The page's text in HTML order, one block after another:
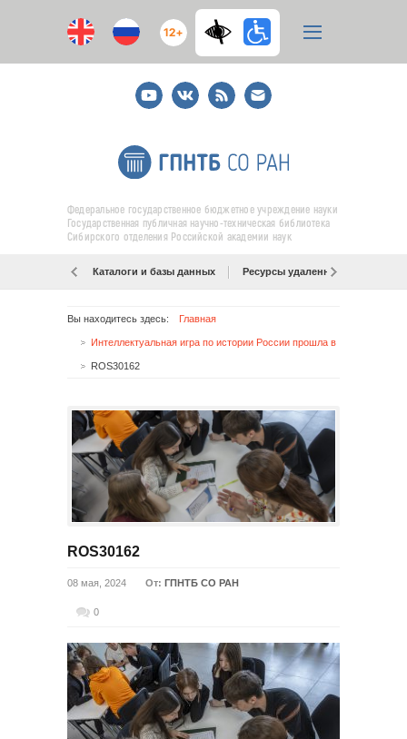
12+
YoutubeВКонтакте
RSS
E-
mail
подписка
Федеральное государственное бюджетное учреждение науки
Государственная публичная научно-техническая библиотека
Сибирского отделения Российской академии наук
Каталоги и базы данных Ресурсы удаленного доступа
Вы находитесь здесь: Главная
ROS30162
ROS30162
08 мая, 2024 От: ГПНТБ СО РАН
0